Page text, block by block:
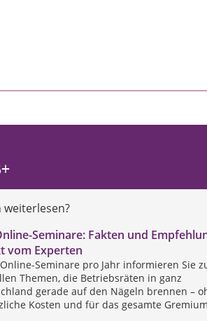
Seminare: Fakten und
vom Experten
Seminare pro Jahr informieren Sie
Themen, die Betriebsräten in ganz
gerade auf den Nägeln brennen –
Kosten und für das gesamte